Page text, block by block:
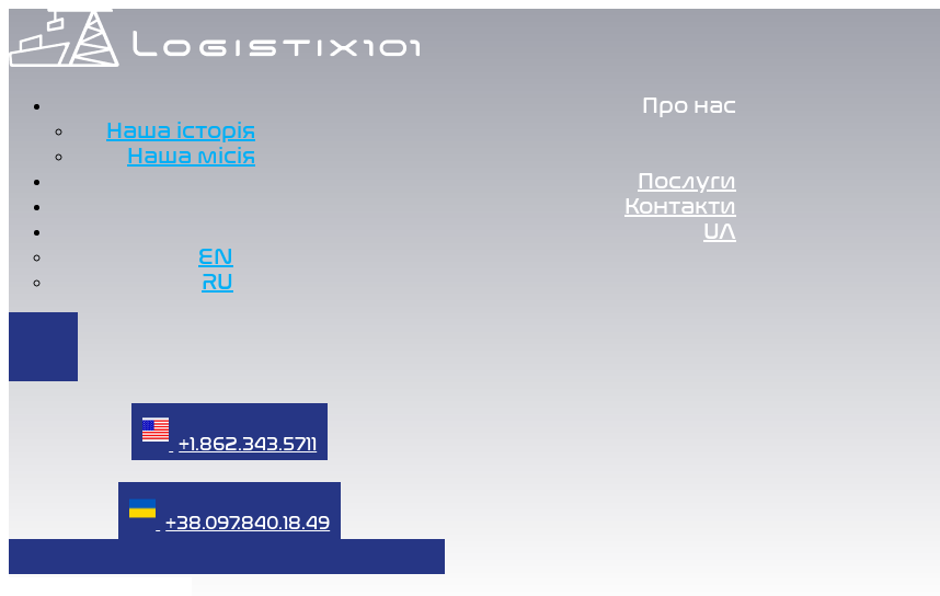
Про нас
Наша історія
Наша місія
Послуги
Контакти
UA
EN
RU
+1.862.343.5711
+38.097.840.18.49